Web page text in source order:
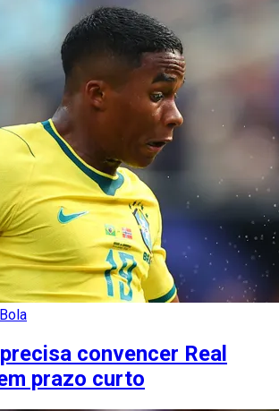
convencer Real
prazo curto